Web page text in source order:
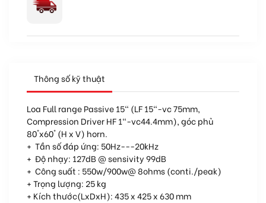
Thông số kỹ thuật
Loa Full range Passive 15" (LF 15"-vc 75mm,
Compression Driver HF 1"-vc44.4mm), góc phủ
80°x60° (H x V) horn.
+ Tần số đáp ứng: 50Hz---20kHz
+ Độ nhạy: 127dB @ sensivity 99dB
+ Công suất : 550w/900w@ 8ohms (conti./peak)
+ Trọng lượng: 25 kg
+ Kích thước(LxDxH): 435 x 425 x 630 mm